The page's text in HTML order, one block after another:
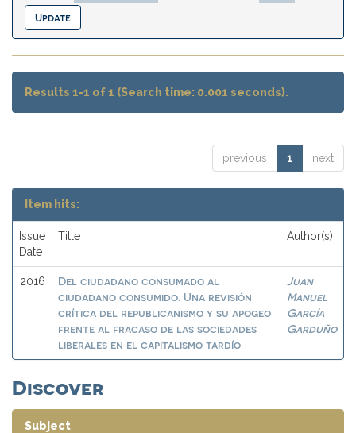
Results 1-1 of 1 (Search time: 0.001 seconds).
previous 1 next
Item hits:
Issue
Date
Title Author(s)
2016
Del ciudadano consumado al
ciudadano consumido. Una revisión
crítica del republicanismo y su apogeo
frente al fracaso de las sociedades
liberales en el capitalismo tardío
Juan
Manuel
García
Garduño
Discover
Subject